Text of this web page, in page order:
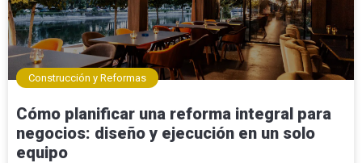
Construcción y Reformas
Cómo planificar una reforma integral para
negocios: diseño y ejecución en un solo
equipo